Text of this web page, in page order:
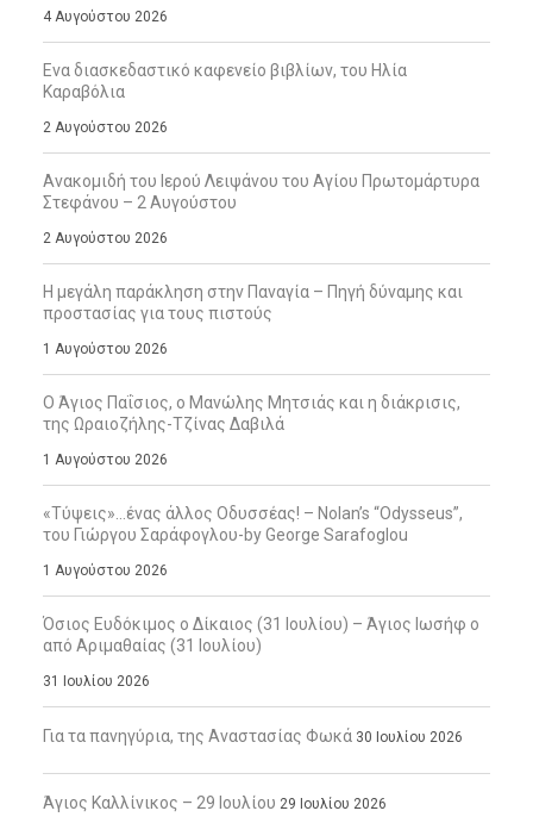
4 Αυγούστου 2026
Ενα διασκεδαστικό καφενείο βιβλίων, του Ηλία
Καραβόλια
2 Αυγούστου 2026
Ανακομιδή του Ιερού Λειψάνου του Αγίου Πρωτομάρτυρα
Στεφάνου – 2 Αυγούστου
2 Αυγούστου 2026
Η μεγάλη παράκληση στην Παναγία – Πηγή δύναμης και
προστασίας για τους πιστούς
1 Αυγούστου 2026
Ο Άγιος Παΐσιος, ο Μανώλης Μητσιάς και η διάκρισις,
της Ωραιοζήλης-Τζίνας Δαβιλά
1 Αυγούστου 2026
«Τύψεις»…ένας άλλος Οδυσσέας! – Nolan’s “Odysseus”,
του Γιώργου Σαράφογλου-by George Sarafoglou
1 Αυγούστου 2026
Όσιος Ευδόκιμος ο Δίκαιος (31 Ιουλίου) – Άγιος Ιωσήφ ο
από Αριμαθαίας (31 Ιουλίου)
31 Ιουλίου 2026
Για τα πανηγύρια, της Αναστασίας Φωκά 30 Ιουλίου 2026
Άγιος Καλλίνικος – 29 Ιουλίου 29 Ιουλίου 2026